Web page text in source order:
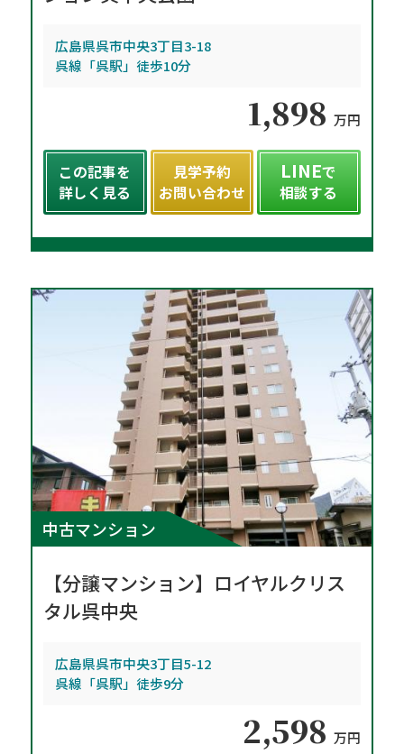
広島県呉市中央3丁目3-18
呉線「呉駅」徒歩10分
1,898 万円
この記事を
詳しく見る
見学予約
お問い合わせ
LINEで
相談する
中古マンション
【分譲マンション】ロイヤルクリス
タル呉中央
広島県呉市中央3丁目5-12
呉線「呉駅」徒歩9分
2,598 万円